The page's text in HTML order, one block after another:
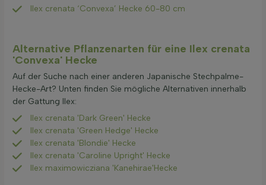
Ilex crenata ‘Convexa’ Hecke 60-80 cm
Alternative Pflanzenarten für eine Ilex crenata
'Convexa' Hecke
Auf der Suche nach einer anderen Japanische Stechpalme-
Hecke-Art? Unten finden Sie mögliche Alternativen innerhalb
der Gattung Ilex:
Ilex crenata 'Dark Green' Hecke
Ilex crenata 'Green Hedge' Hecke
Ilex crenata 'Blondie' Hecke
Ilex crenata 'Caroline Upright' Hecke
Ilex maximowicziana 'Kanehirae'Hecke